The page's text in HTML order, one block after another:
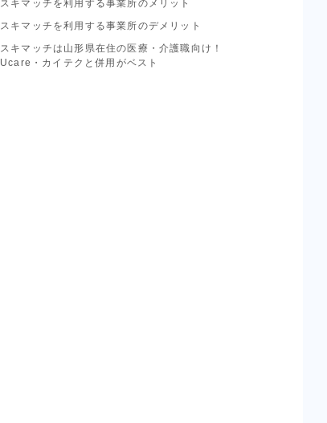
スキマッチを利用する事業所のメリット
スキマッチを利用する事業所のデメリット
スキマッチは山形県在住の医療・介護職向け！
Ucare・カイテクと併用がベスト